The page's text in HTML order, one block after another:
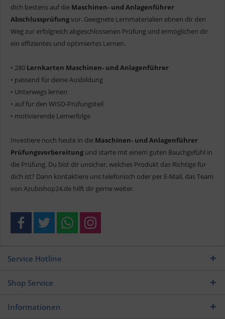
dich bestens auf die Maschinen- und Anlagenführer
Abschlussprüfungvor. Geeignete Lernmaterialien ebnen dir den
Weg zur erfolgreich abgeschlossenen Prüfung und ermöglichen dir
ein effizientes und optimiertes Lernen.
• 280 Lernkarten Maschinen- und Anlagenführer
• passend für deine Ausbildung
• Unterwegs lernen
• auf für den WISO-Prüfungsteil
• motivierende Lernerfolge
Investiere noch heute in die Maschinen- und Anlagenführer
Prüfungsvorbereitung und starte mit einem guten Bauchgefühl in
die Prüfung. Du bist dir unsicher, welches Produkt das Richtige für
dich ist? Dann kontaktiere uns telefonisch oder per E-Mail, das Team
von Azubishop24.de hilft dir gerne weiter.
Service Hotline
Shop Service
Informationen